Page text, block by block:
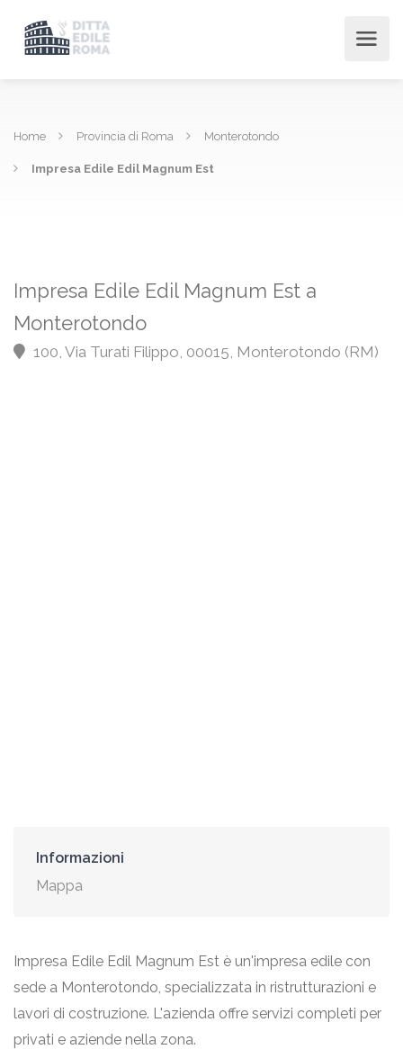
Home Provincia di Roma Monterotondo
Impresa Edile Edil Magnum Est
Impresa Edile Edil Magnum Est a
Monterotondo
100, Via Turati Filippo, 00015, Monterotondo (RM)
Informazioni
Mappa
Impresa Edile Edil Magnum Est è un'impresa edile con
sede a Monterotondo, specializzata in ristrutturazioni e
lavori di costruzione. L'azienda offre servizi completi per
privati e aziende nella zona.